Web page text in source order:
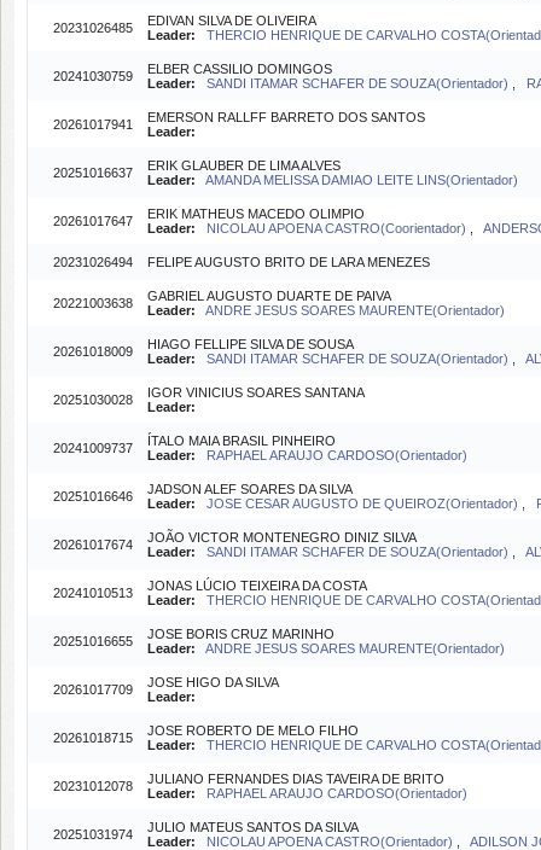
20231026485
EDIVAN SILVA DE OLIVEIRA
Leader:
THERCIO HENRIQUE DE CARVALHO
20241030759
ELBER CASSILIO DOMINGOS
Leader:
SANDI ITAMAR SCHAFER DE SOUZA(Orientador)
20261017941
EMERSON RALLFF BARRETO DOS SANTOS
Leader:
20251016637
ERIK GLAUBER DE LIMA ALVES
Leader:
AMANDA MELISSA DAMIAO LEITE LINS(Orientador)
20261017647
ERIK MATHEUS MACEDO OLIMPIO
Leader:
NICOLAU APOENA CASTRO(Coorientador)
20231026494 FELIPE AUGUSTO BRITO DE LARA MENEZES
20221003638
GABRIEL AUGUSTO DUARTE DE PAIVA
Leader:
ANDRE JESUS SOARES MAURENTE(Orientador)
20261018009
HIAGO FELLIPE SILVA DE SOUSA
Leader:
SANDI ITAMAR SCHAFER DE SOUZA(Orientador)
20251030028
IGOR VINICIUS SOARES SANTANA
Leader:
20241009737
ÍTALO MAIA BRASIL PINHEIRO
Leader:
RAPHAEL ARAUJO CARDOSO(Orientador)
20251016646
JADSON ALEF SOARES DA SILVA
Leader:
JOSE CESAR AUGUSTO DE QUEIROZ(Orientador)
20261017674
JOÃO VICTOR MONTENEGRO DINIZ SILVA
Leader:
SANDI ITAMAR SCHAFER DE SOUZA(Orientador)
20241010513
JONAS LÚCIO TEIXEIRA DA COSTA
Leader:
THERCIO HENRIQUE DE CARVALHO
20251016655
JOSE BORIS CRUZ MARINHO
Leader:
ANDRE JESUS SOARES MAURENTE(Orientador)
20261017709
JOSE HIGO DA SILVA
Leader:
20261018715
JOSE ROBERTO DE MELO FILHO
Leader:
THERCIO HENRIQUE DE CARVALHO
20231012078
JULIANO FERNANDES DIAS TAVEIRA DE BRITO
Leader:
RAPHAEL ARAUJO CARDOSO(Orientador)
20251031974
JULIO MATEUS SANTOS DA SILVA
Leader:
NICOLAU APOENA CASTRO(Orientador) ADILSON